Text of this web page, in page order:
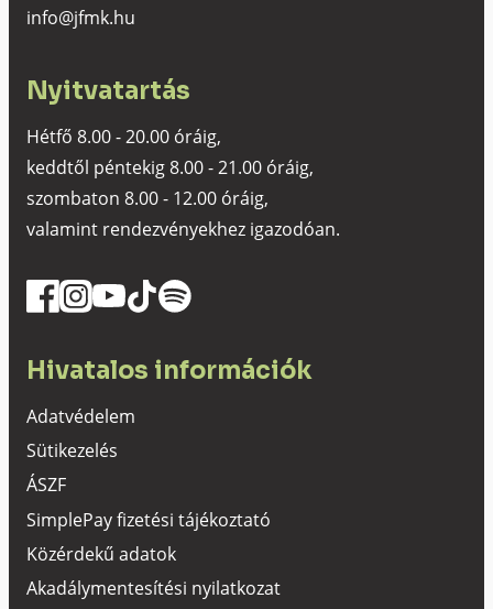
info@jfmk.hu
Nyitvatartás
Hétfő 8.00 - 20.00 óráig,
keddtől péntekig 8.00 - 21.00 óráig,
szombaton 8.00 - 12.00 óráig,
valamint rendezvényekhez igazodóan.
Hivatalos információk
Adatvédelem
Sütikezelés
ÁSZF
SimplePay fizetési tájékoztató
Közérdekű adatok
Akadálymentesítési nyilatkozat